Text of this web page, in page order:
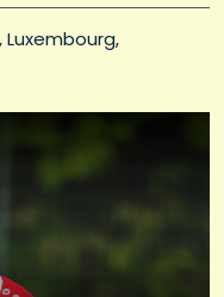
Luxembourg